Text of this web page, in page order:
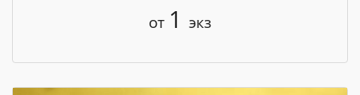
от 1 экз